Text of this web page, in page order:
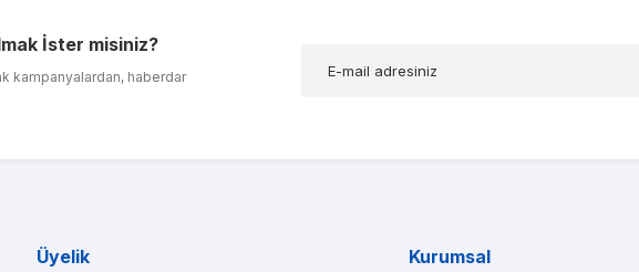
1 sene önce aldığım t600 ekran kartımda bir problem olduğunu düşünerek
İster misiniz?
kampanyalardan, haberdar
Üyelik Kurumsal